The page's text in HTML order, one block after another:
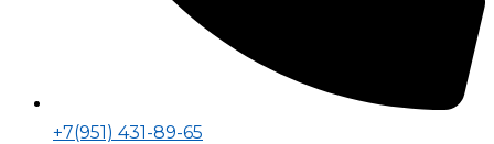
+7(951) 431-89-65